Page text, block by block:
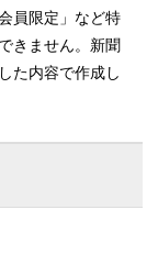
員限定」など特
ません。 新聞
た内容で作成し